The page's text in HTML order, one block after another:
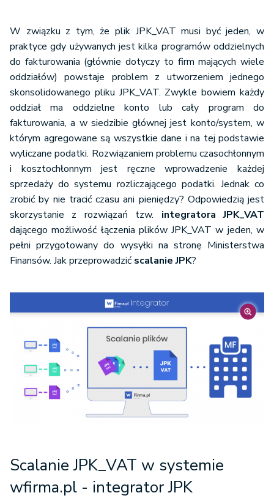
W związku z tym, że plik JPK_VAT musi być jeden, w
praktyce gdy używanych jest kilka programów oddzielnych
do fakturowania (głównie dotyczy to firm mających wiele
oddziałów) powstaje problem z utworzeniem jednego
skonsolidowanego pliku JPK_VAT. Zwykle bowiem każdy
oddział ma oddzielne konto lub cały program do
fakturowania, a w siedzibie głównej jest konto/system, w
którym agregowane są wszystkie dane i na tej podstawie
wyliczane podatki. Rozwiązaniem problemu czasochłonnym
i kosztochłonnym jest ręczne wprowadzenie każdej
sprzedaży do systemu rozliczającego podatki. Jednak co
zrobić by nie tracić czasu ani pieniędzy? Odpowiedzią jest
skorzystanie z rozwiązań tzw. integratora JPK_VAT
dającego możliwość łączenia plików JPK_VAT w jeden, w
pełni przygotowany do wysyłki na stronę Ministerstwa
Finansów. Jak przeprowadzić scalanie JPK?
Scalanie JPK_VAT w systemie
wfirma.pl - integrator JPK